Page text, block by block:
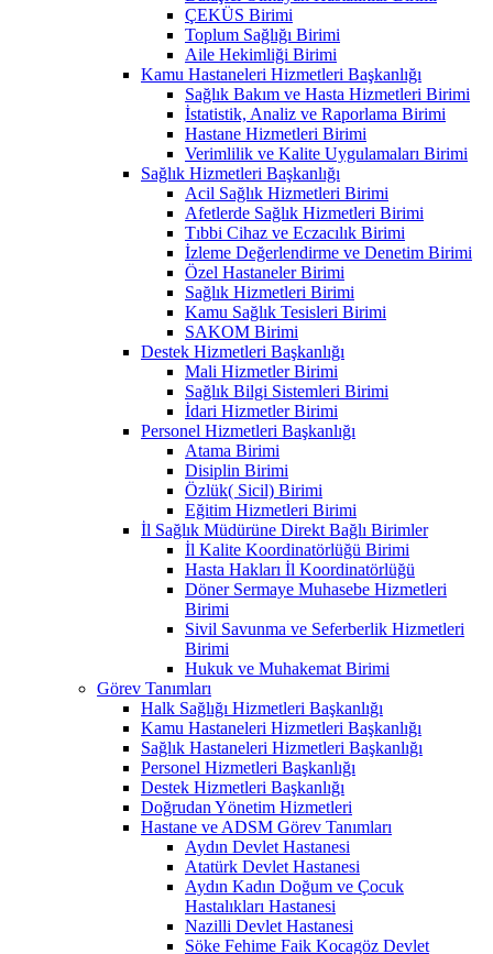
ÇEKÜS Birimi
Toplum Sağlığı Birimi
Aile Hekimliği Birimi
Kamu Hastaneleri Hizmetleri Başkanlığı
Sağlık Bakım ve Hasta Hizmetleri Birimi
İstatistik, Analiz ve Raporlama Birimi
Hastane Hizmetleri Birimi
Verimlilik ve Kalite Uygulamaları Birimi
Sağlık Hizmetleri Başkanlığı
Acil Sağlık Hizmetleri Birimi
Afetlerde Sağlık Hizmetleri Birimi
Tıbbi Cihaz ve Eczacılık Birimi
İzleme Değerlendirme ve Denetim Birimi
Özel Hastaneler Birimi
Sağlık Hizmetleri Birimi
Kamu Sağlık Tesisleri Birimi
SAKOM Birimi
Destek Hizmetleri Başkanlığı
Mali Hizmetler Birimi
Sağlık Bilgi Sistemleri Birimi
İdari Hizmetler Birimi
Personel Hizmetleri Başkanlığı
Atama Birimi
Disiplin Birimi
Özlük( Sicil) Birimi
Eğitim Hizmetleri Birimi
İl Sağlık Müdürüne Direkt Bağlı Birimler
İl Kalite Koordinatörlüğü Birimi
Hasta Hakları İl Koordinatörlüğü
Döner Sermaye Muhasebe Hizmetleri
Birimi
Sivil Savunma ve Seferberlik Hizmetleri
Birimi
Hukuk ve Muhakemat Birimi
Görev Tanımları
Halk Sağlığı Hizmetleri Başkanlığı
Kamu Hastaneleri Hizmetleri Başkanlığı
Sağlık Hastaneleri Hizmetleri Başkanlığı
Personel Hizmetleri Başkanlığı
Destek Hizmetleri Başkanlığı
Doğrudan Yönetim Hizmetleri
Hastane ve ADSM Görev Tanımları
Aydın Devlet Hastanesi
Atatürk Devlet Hastanesi
Aydın Kadın Doğum ve Çocuk
Hastalıkları Hastanesi
Nazilli Devlet Hastanesi
Söke Fehime Faik Kocagöz Devlet